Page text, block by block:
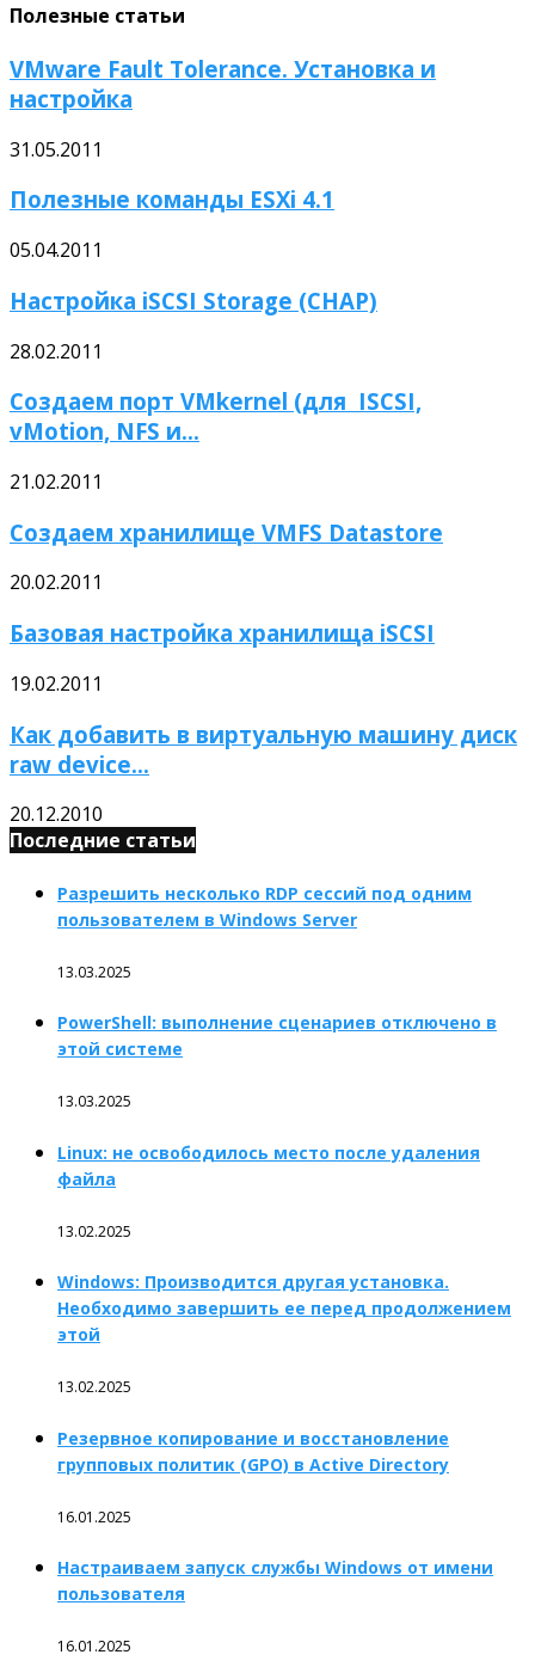
Полезные статьи
VMware Fault Tolerance. Установка и
настройка
31.05.2011
Полезные команды ESXi 4.1
05.04.2011
Настройка iSCSI Storage (CHAP)
28.02.2011
Создаем порт VMkernel (для ISCSI,
vMotion, NFS и...
21.02.2011
Создаем хранилище VMFS Datastore
20.02.2011
Базовая настройка хранилища iSCSI
19.02.2011
Как добавить в виртуальную машину диск
raw device...
20.12.2010
Последние статьи
Разрешить несколько RDP сессий под одним
пользователем в Windows Server
13.03.2025
PowerShell: выполнение сценариев отключено в
этой системе
13.03.2025
Linux: не освободилось место после удаления
файла
13.02.2025
Windows: Производится другая установка.
Необходимо завершить ее перед продолжением
этой
13.02.2025
Резервное копирование и восстановление
групповых политик (GPO) в Active Directory
16.01.2025
Настраиваем запуск службы Windows от имени
пользователя
16.01.2025